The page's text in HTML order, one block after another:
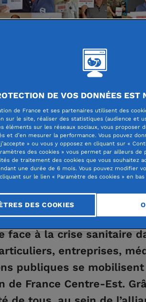
19, la
face à la crise sanitaire
entreprises,
publiques se
de France Centre-Est.
DE VOS DONNÉES EST
de France et ses partenaires utilisent des
sur le site, réaliser des statistiques (audience et
éléments sur les réseaux sociaux, vous proposer
et d’en mesurer la performance. Vous pouvez
» ou vous y opposez en cliquant sur «
des cookies » vous permet par ailleurs
de traitement des cookies que vous souhaitez
une durée de 6 mois. Vous pouvez modifier
cliquant sur le lien « Paramètre des cookies » en
DES COOKIES